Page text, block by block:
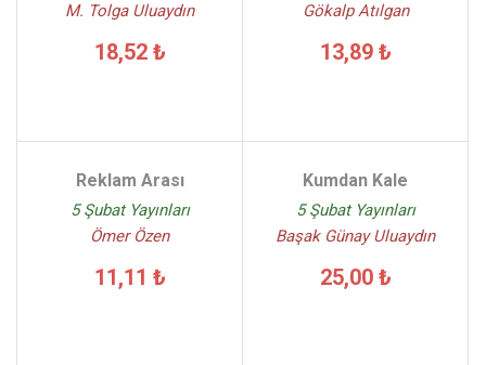
M. Tolga Uluaydın
18,52 ₺
Gökalp Atılgan
13,89 ₺
Reklam Arası
5 Şubat Yayınları
Ömer Özen
11,11 ₺
Kumdan Kale
5 Şubat Yayınları
Başak Günay Uluaydın
25,00 ₺